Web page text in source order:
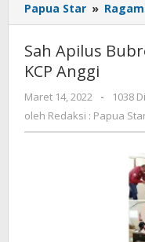
Papua Star »
Sah Apilus
KCP Anggi
Maret 14, 2022
oleh
Redaksi
-
1038
oleh Redaksi : Papua